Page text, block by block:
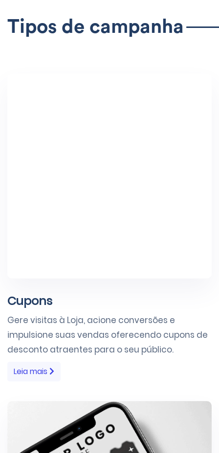
Tipos de campanha
Cupons
Gere visitas à Loja, acione conversões e
impulsione suas vendas oferecendo cupons de
desconto atraentes para o seu público.
Leia mais